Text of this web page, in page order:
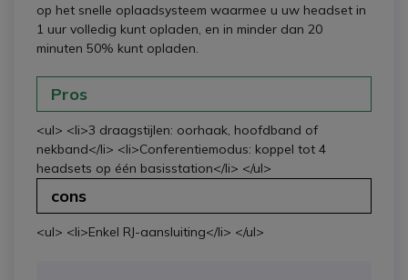
op het snelle oplaadsysteem waarmee u uw headset in
1 uur volledig kunt opladen, en in minder dan 20
minuten 50% kunt opladen.
Pros
<ul> <li>3 draagstijlen: oorhaak, hoofdband of
nekband</li> <li>Conferentiemodus: koppel tot 4
headsets op één basisstation</li> </ul>
cons
<ul> <li>Enkel RJ-aansluiting</li> </ul>